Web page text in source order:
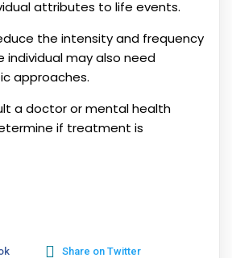
attributes to life events.
the intensity and frequency
individual may also need
approaches.
a doctor or mental health
if treatment is
Share on Twitter